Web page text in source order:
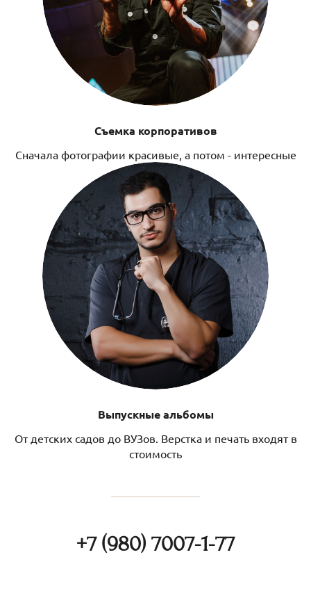
Съемка корпоративов
Сначала фотографии красивые, а потом - интересные
Выпускные альбомы
От детских садов до ВУЗов. Верстка и печать входят в
стоимость
+7 (980) 7007-1-77